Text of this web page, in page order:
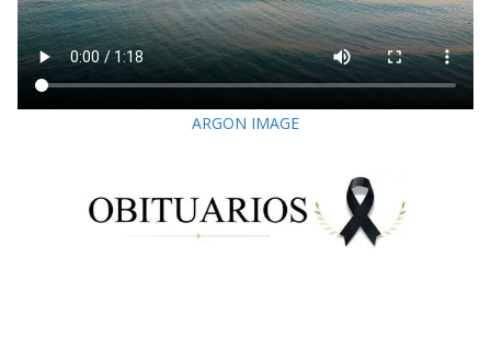
ARGON IMAGE